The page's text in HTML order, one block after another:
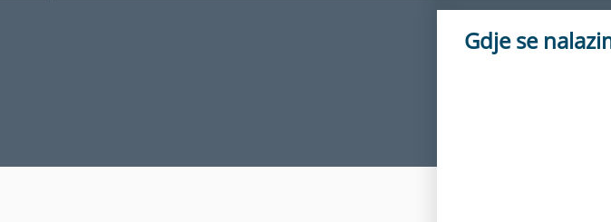
Gdje se